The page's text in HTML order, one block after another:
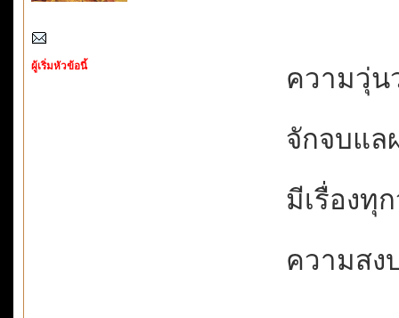
ผู้เริ่มหัวข้อนี้
ความวุ่น
จักจบแล
มีเรื่องทุ
ความสง